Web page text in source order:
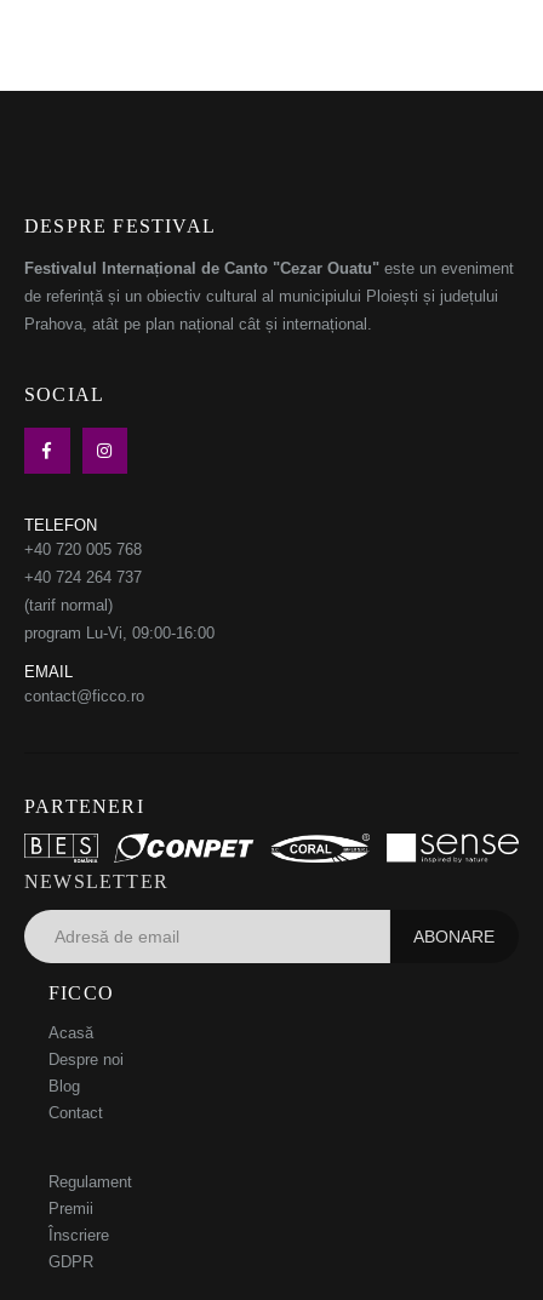
DESPRE FESTIVAL
Festivalul Internațional de Canto "Cezar Ouatu" este un eveniment
de referință și un obiectiv cultural al municipiului Ploiești și județului
Prahova, atât pe plan național cât și internațional.
SOCIAL
TELEFON
+40 720 005 768
+40 724 264 737
(tarif normal)
program Lu-Vi, 09:00-16:00
EMAIL
contact@ficco.ro
PARTENERI
NEWSLETTER
FICCO
Acasă
Despre noi
Blog
Contact
Regulament
Premii
Înscriere
GDPR